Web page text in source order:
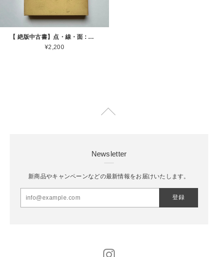
【 絶版中古書】点・線・面 : 抽象芸術の基礎 カンディンスキー 著 西田秀穂 訳 第19版 美術出版社 1972 [3100238]
¥2,200
Newsletter
新商品やキャンペーンなどの最新情報をお届けいたします。
登録